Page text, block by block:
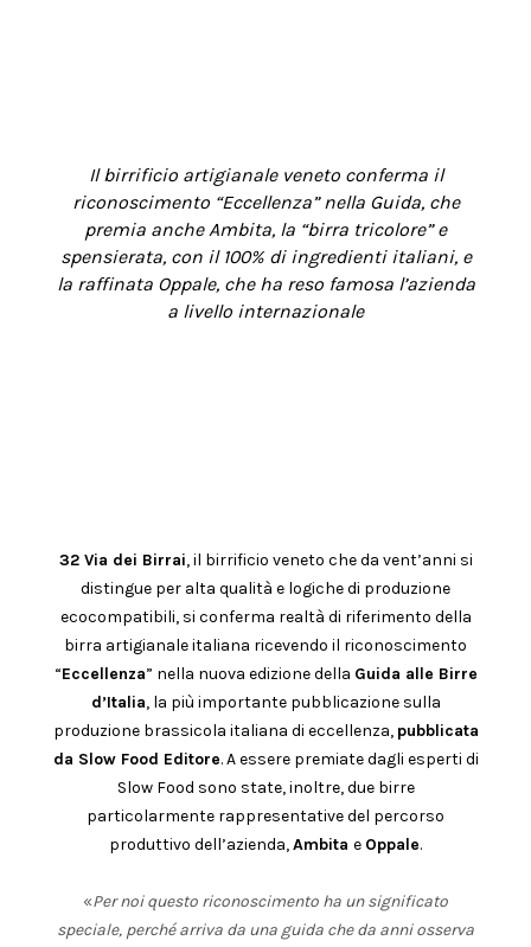
Il birrificio artigianale veneto conferma il
riconoscimento “Eccellenza” nella Guida, che
premia anche Ambita, la “birra tricolore” e
spensierata, con il 100% di ingredienti italiani, e
la raffinata Oppale, che ha reso famosa l’azienda
a livello internazionale
32 Via dei Birrai, il birrificio veneto che da vent’anni si
distingue per alta qualità e logiche di produzione
ecocompatibili, si conferma realtà di riferimento della
birra artigianale italiana ricevendo il riconoscimento
“Eccellenza” nella nuova edizione della Guida alle Birre
d’Italia, la più importante pubblicazione sulla
produzione brassicola italiana di eccellenza, pubblicata
da Slow Food Editore. A essere premiate dagli esperti di
Slow Food sono state, inoltre, due birre
particolarmente rappresentative del percorso
produttivo dell’azienda,Ambita e Oppale.
«Per noi questo riconoscimento ha un significato
speciale, perché arriva da una guida che da anni osserva